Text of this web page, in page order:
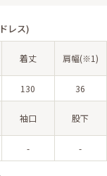
レス)
着丈 肩幅(※1)
130 36
袖口 股下
- -